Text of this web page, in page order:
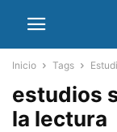
Inicio Tags
estudios
la lectura